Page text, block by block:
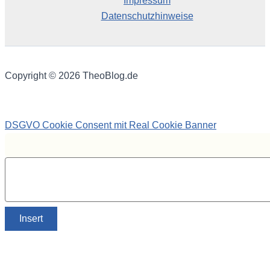
Datenschutzhinweise
Copyright © 2026 TheoBlog.de
DSGVO Cookie Consent mit Real Cookie Banner
Insert